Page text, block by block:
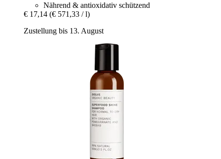
Nährend & antioxidativ schützend
€ 17,14 (€ 571,33 / l)
Zustellung bis 13. August